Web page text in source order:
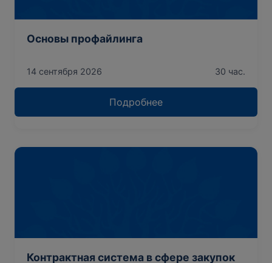
Основы профайлинга
14 сентября 2026 30 час.
Подробнее
Контрактная система в сфере закупок